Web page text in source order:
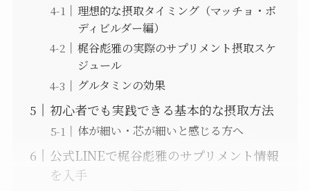
理想的な摂取タイミング（マッチョ・ボ
ディビルダー編）
梶谷彪雅の実際のサプリメント摂取スケ
ジュール
グルタミンの効果
初心者でも実践できる基本的な摂取方法
体が細い・芯が細いと感じる方へ
公式LINEで梶谷彪雅のサプリメント情報
を入手